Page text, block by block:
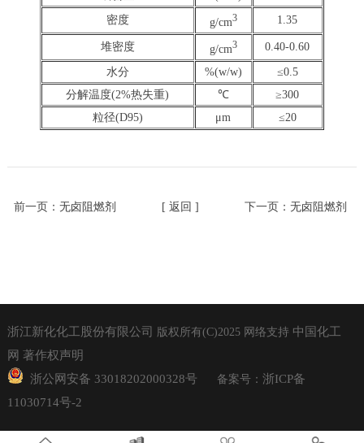
密度
g/cm3 1.35
堆密度 g/cm3 0.40-0.60
水分 %(w/w)
≤0.5
分解温度(2%热失重)
℃
≥300
粒径(D95)
μm ≤20
前一页： 无卤阻燃剂 [ 返回 ] 下一页： 无卤阻燃剂
浙江新化化工股份有限公司 版权所有(C)2025网络支持 中国化工
网 著作权声明
浙公网安备 33018202000328号 备案号： 浙ICP备
11030714号-2